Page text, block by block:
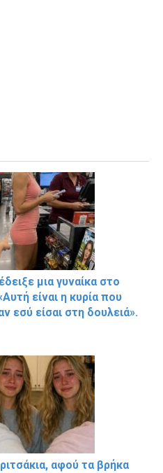
μια γυναίκα στο
είναι η κυρία που
εσύ είσαι στη δουλειά».
αφού τα βρήκα